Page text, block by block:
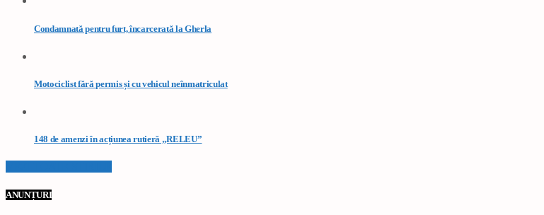
Condamnată pentru furt, încarcerată la Gherla
Motociclist fără permis și cu vehicul neînmatriculat
148 de amenzi în acțiunea rutieră „RELEU”
ANUNȚURI